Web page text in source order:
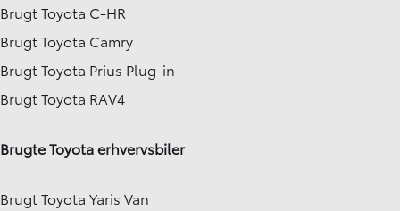
Brugt Toyota C-HR
Brugt Toyota Camry
Brugt Toyota Prius Plug-in
Brugt Toyota RAV4
Brugte Toyota erhvervsbiler
Brugt Toyota Yaris Van